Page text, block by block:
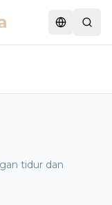
Switch
tidur dan